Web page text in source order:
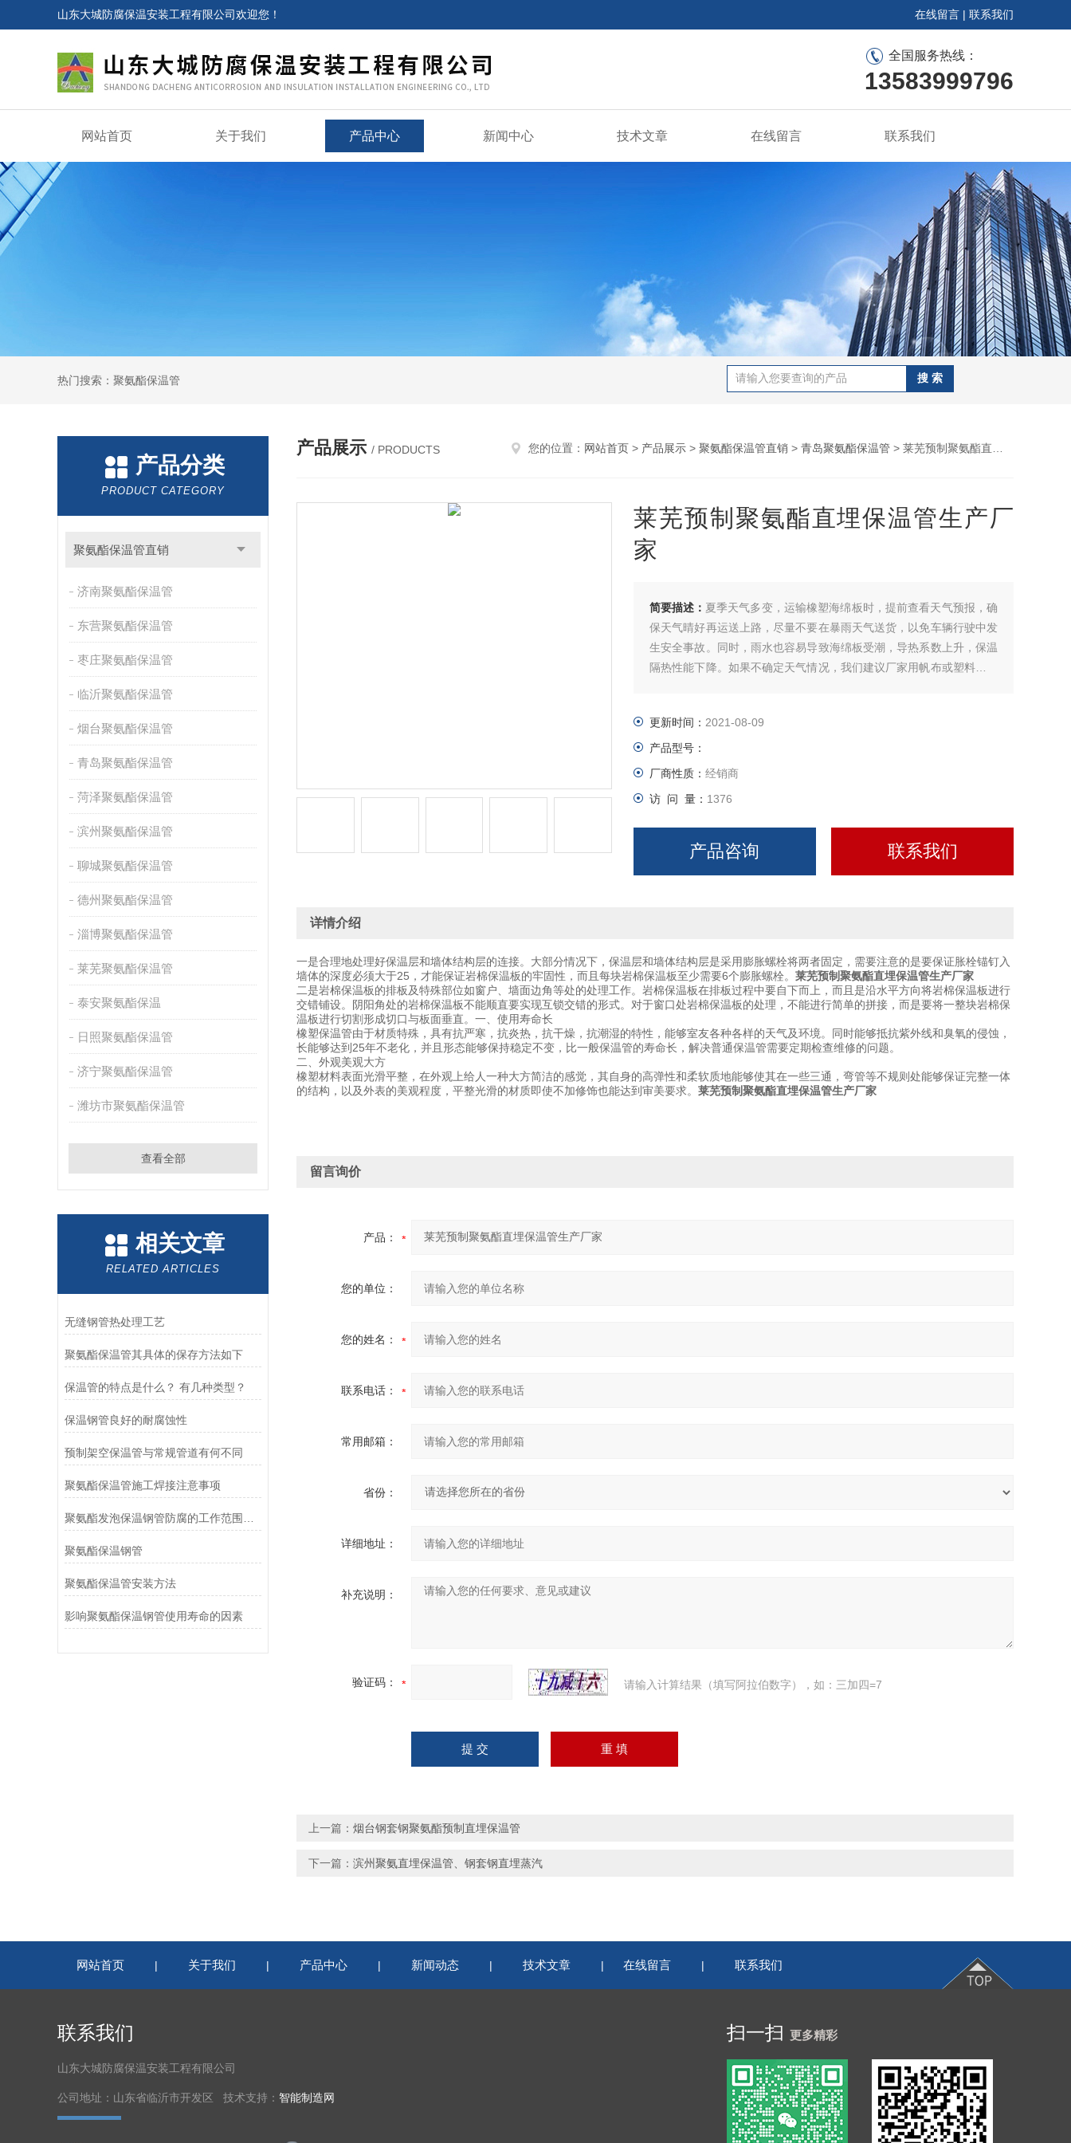
山东大城防腐保温安装工程有限公司欢迎您！ 在线留言 | 联系我们
全国服务热线：
13583999796
网站首页 关于我们 产品中心 新闻中心 技术文章 在线留言 联系我们
热门搜索：聚氨酯保温管
产品分类
PRODUCT CATEGORY
聚氨酯保温管直销
济南聚氨酯保温管
东营聚氨酯保温管
枣庄聚氨酯保温管
临沂聚氨酯保温管
烟台聚氨酯保温管
青岛聚氨酯保温管
菏泽聚氨酯保温管
滨州聚氨酯保温管
聊城聚氨酯保温管
德州聚氨酯保温管
淄博聚氨酯保温管
莱芜聚氨酯保温管
泰安聚氨酯保温
日照聚氨酯保温管
济宁聚氨酯保温管
潍坊市聚氨酯保温管
查看全部
相关文章
RELATED ARTICLES
无缝钢管热处理工艺
聚氨酯保温管其具体的保存方法如下
保温管的特点是什么？ 有几种类型？
保温钢管良好的耐腐蚀性
预制架空保温管与常规管道有何不同
聚氨酯保温管施工焊接注意事项
聚氨酯保温钢管
聚氨酯保温管安装方法
影响聚氨酯保温钢管使用寿命的因素
产品展示 / PRODUCTS 您的位置： 网站首页 > 产品展示 > 聚氨酯保温管直销 > 青岛聚氨酯保温管 > 莱芜预制聚氨酯直埋保温管生产厂家
莱芜预制聚氨酯直埋保温管生产厂
家
简要描述： 夏季天气多变，运输橡塑海绵板时，提前查看天气预报，确
保天气晴好再运送上路，尽量不要在暴雨天气送货，以免车辆行驶中发
生安全事故。同时，雨水也容易导致海绵板受潮，导热系数上升，保温
隔热性能下降。如果不确定天气情况，我们建议厂家用帆布或塑料布遮
更新时间： 2021-08-09
产品型号：
厂商性质： 经销商
访 问 量： 1376
产品咨询 联系我们
详情介绍
一是合理地处理好保温层和墙体结构层的连接。大部分情况下，保温层和墙体结构层是采用膨胀螺栓将两者固定，需要注意的是要保证胀栓锚钉入
墙体的深度必须大于25，才能保证岩棉保温板的牢固性，而且每块岩棉保温板至少需要6个膨胀螺栓。 莱芜预制聚氨酯直埋保温管生产厂家
二是岩棉保温板的排板及特殊部位如窗户、墙面边角等处的处理工作。岩棉保温板在排板过程中要自下而上，而且是沿水平方向将岩棉保温板进行
交错铺设。阴阳角处的岩棉保温板不能顺直要实现互锁交错的形式。对于窗口处岩棉保温板的处理，不能进行简单的拼接，而是要将一整块岩棉保
温板进行切割形成切口与板面垂直。一、使用寿命长
橡塑保温管由于材质特殊，具有抗严寒，抗炎热，抗干燥，抗潮湿的特性，能够室友各种各样的天气及环境。同时能够抵抗紫外线和臭氧的侵蚀，
长能够达到25年不老化，并且形态能够保持稳定不变，比一般保温管的寿命长，解决普通保温管需要定期检查维修的问题。
二、外观美观大方
橡塑材料表面光滑平整，在外观上给人一种大方简洁的感觉，其自身的高弹性和柔软质地能够使其在一些三通，弯管等不规则处能够保证完整一体
的结构，以及外表的美观程度，平整光滑的材质即使不加修饰也能达到审美要求。 莱芜预制聚氨酯直埋保温管生产厂家
留言询价
产品：
您的单位：
您的姓名：
联系电话：
常用邮箱：
省份：
详细地址：
补充说明：
验证码： 请输入计算结果（填写阿拉伯数字），如：三加四=7
上一篇： 烟台钢套钢聚氨酯预制直埋保温管
下一篇： 滨州聚氨直埋保温管、钢套钢直埋蒸汽
网站首页 | 关于我们 | 产品中心 | 新闻动态 | 技术文章 | 在线留言 | 联系我们
联系我们
山东大城防腐保温安装工程有限公司
公司地址：山东省临沂市开发区 技术支持： 智能制造网
扫一扫 更多精彩